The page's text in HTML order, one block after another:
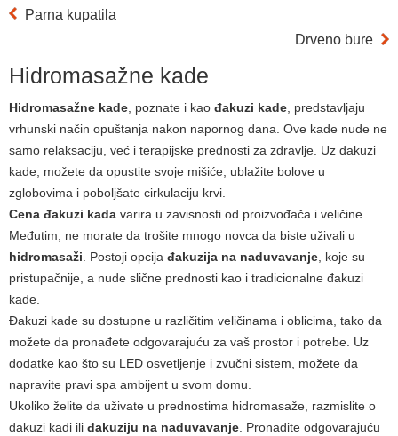
Parna kupatila
Drveno bure
Hidromasažne kade
Hidromasažne kade , poznate i kao đakuzi kade , predstavljaju
vrhunski način opuštanja nakon napornog dana. Ove kade nude ne
samo relaksaciju, već i terapijske prednosti za zdravlje. Uz đakuzi
kade, možete da opustite svoje mišiće, ublažite bolove u
zglobovima i poboljšate cirkulaciju krvi.
Cena đakuzi kada varira u zavisnosti od proizvođača i veličine.
Međutim, ne morate da trošite mnogo novca da biste uživali u
hidromasaži . Postoji opcija đakuzija na naduvavanje , koje su
pristupačnije, a nude slične prednosti kao i tradicionalne đakuzi
kade.
Đakuzi kade su dostupne u različitim veličinama i oblicima, tako da
možete da pronađete odgovarajuću za vaš prostor i potrebe. Uz
dodatke kao što su LED osvetljenje i zvučni sistem, možete da
napravite pravi spa ambijent u svom domu.
Ukoliko želite da uživate u prednostima hidromasaže, razmislite o
đakuzi kadi ili đakuziju na naduvavanje . Pronađite odgovarajuću